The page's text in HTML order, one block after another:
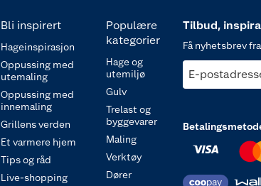
Bli inspirert
Hageinspirasjon
Oppussing med
utemaling
Oppussing med
innemaling
Grillens verden
Et varmere hjem
Tips og råd
Live-shopping
Populære
kategorier
Hage og
utemiljø
Gulv
Trelast og
byggevarer
Maling
Verktøy
Dører
Tilbud,
Få nyhetsbrev
E-